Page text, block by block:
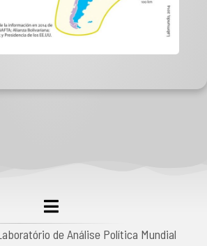
de Análise Política Mundial